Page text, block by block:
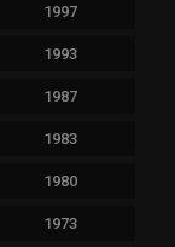
1997
1993
1987
1983
1980
1973